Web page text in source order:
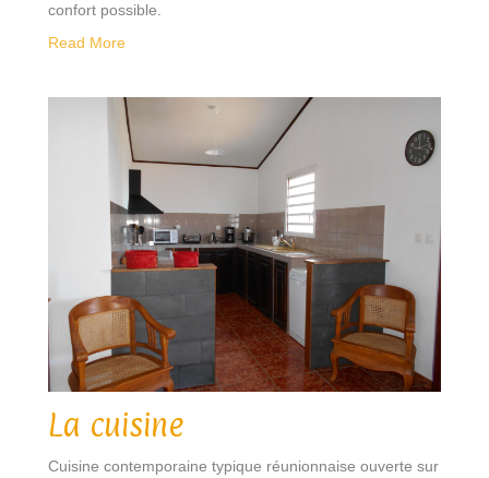
confort possible.
Read More
La cuisine
Cuisine contemporaine typique réunionnaise ouverte sur